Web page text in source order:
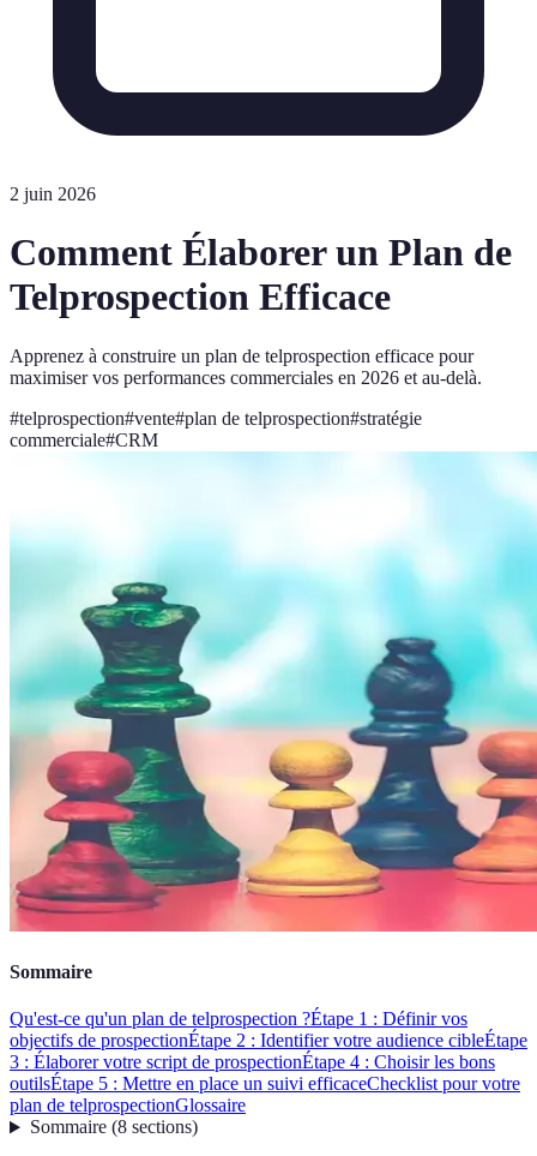
2 juin 2026
Comment Élaborer un Plan de
Telprospection Efficace
Apprenez à construire un plan de telprospection efficace pour
maximiser vos performances commerciales en 2026 et au-delà.
#telprospection#vente#plan de telprospection#stratégie
commerciale#CRM
Sommaire
Qu'est-ce qu'un plan de telprospection ?Étape 1 : Définir vos
objectifs de prospectionÉtape 2 : Identifier votre audience cibleÉtape
3 : Élaborer votre script de prospectionÉtape 4 : Choisir les bons
outilsÉtape 5 : Mettre en place un suivi efficaceChecklist pour votre
plan de telprospectionGlossaire
Sommaire(8 sections)